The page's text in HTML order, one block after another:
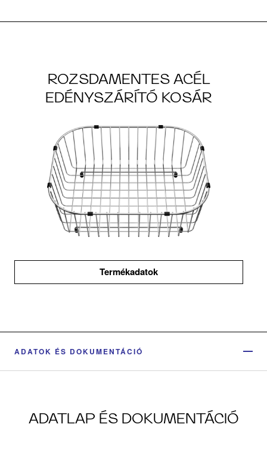
ROZSDAMENTES ACÉL
EDÉNYSZÁRÍTÓ KOSÁR
Termékadatok
ADATOK ÉS DOKUMENTÁCIÓ
ADATLAP ÉS DOKUMENTÁCIÓ